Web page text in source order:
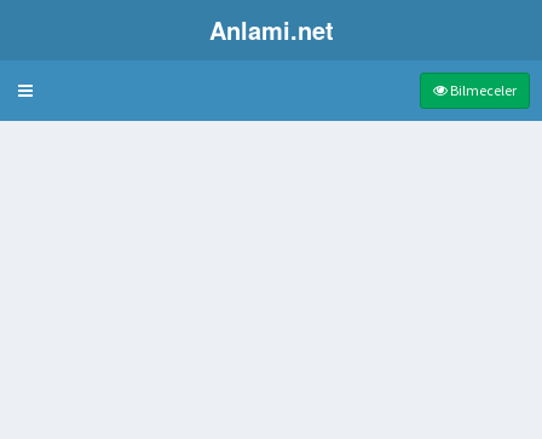
Anlami.net
Bulmaca Bilmeceler